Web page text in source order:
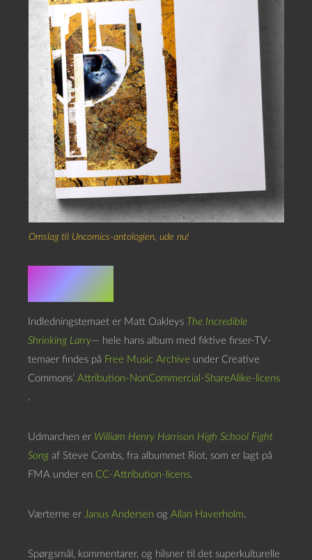
Omslag til Uncomics-antologien, ude nu!
Credits
Indledningstemaet er Matt Oakleys The Incredible
Shrinking Larry— hele hans album med fiktive firser-TV-
temaer findes på Free Music Archive under Creative
Commons’ Attribution-NonCommercial-ShareAlike-licens
.
Udmarchen er William Henry Harrison High School Fight
Song af Steve Combs, fra albummet Riot, som er lagt på
FMA under en CC-Attribution-licens.
Værterne er Janus Andersen og Allan Haverholm.
Spørgsmål, kommentarer, og hilsner til det superkulturelle